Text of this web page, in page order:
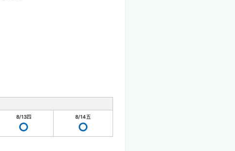
8/13四 8/14五